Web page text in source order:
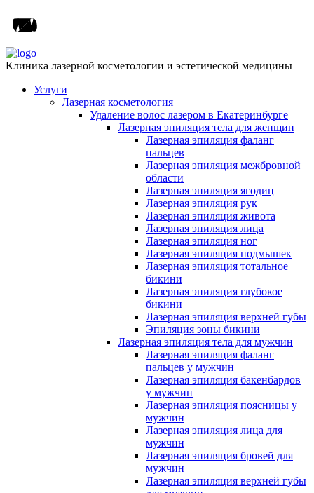
Клиника лазерной косметологии и эстетической медицины
Услуги
Лазерная косметология
Удаление волос лазером в Екатеринбурге
Лазерная эпиляция тела для женщин
Лазерная эпиляция фаланг
пальцев
Лазерная эпиляция межбровной
области
Лазерная эпиляция ягодиц
Лазерная эпиляция рук
Лазерная эпиляция живота
Лазерная эпиляция лица
Лазерная эпиляция ног
Лазерная эпиляция подмышек
Лазерная эпиляция тотальное
бикини
Лазерная эпиляция глубокое
бикини
Лазерная эпиляция верхней губы
Эпиляция зоны бикини
Лазерная эпиляция тела для мужчин
Лазерная эпиляция фаланг
пальцев у мужчин
Лазерная эпиляция бакенбардов
у мужчин
Лазерная эпиляция поясницы у
мужчин
Лазерная эпиляция лица для
мужчин
Лазерная эпиляция бровей для
мужчин
Лазерная эпиляция верхней губы